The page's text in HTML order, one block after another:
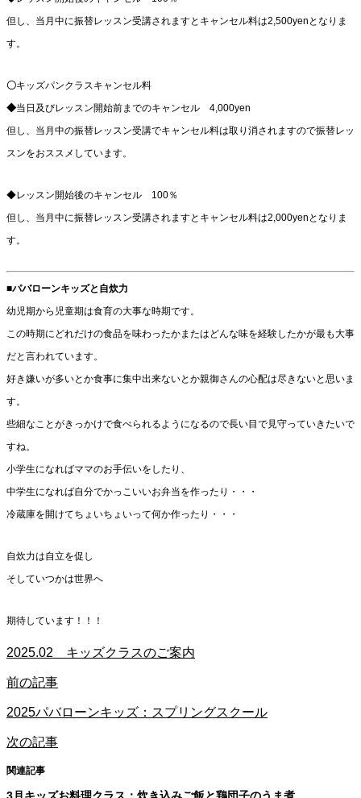
但し、当月中に振替レッスン受講されますとキャンセル料は2,500yenとなりま
す。
〇キッズパンクラスキャンセル料
◆当日及びレッスン開始前までのキャンセル 4,000yen
但し、当月中の振替レッスン受講でキャンセル料は取り消されますので振替レッ
スンをおススメしています。
◆レッスン開始後のキャンセル 100％
但し、当月中に振替レッスン受講されますとキャンセル料は2,000yenとなりま
す。
■パバローンキッズと自炊力
幼児期から児童期は食育の大事な時期です。
この時期にどれだけの食品を味わったかまたはどんな味を経験したかが最も大事
だと言われています。
好き嫌いが多いとか食事に集中出来ないとか親御さんの心配は尽きないと思いま
す。
些細なことがきっかけで食べられるようになるので長い目で見守っていきたいで
すね。
小学生になればママのお手伝いをしたり、
中学生になれば自分でかっこいいお弁当を作ったり・・・
冷蔵庫を開けてちょいちょいって何か作ったり・・・
自炊力は自立を促し
そしていつかは世界へ
期待しています！！！
2025.02 キッズクラスのご案内
前の記事
2025パバローンキッズ：スプリングスクール
次の記事
関連記事